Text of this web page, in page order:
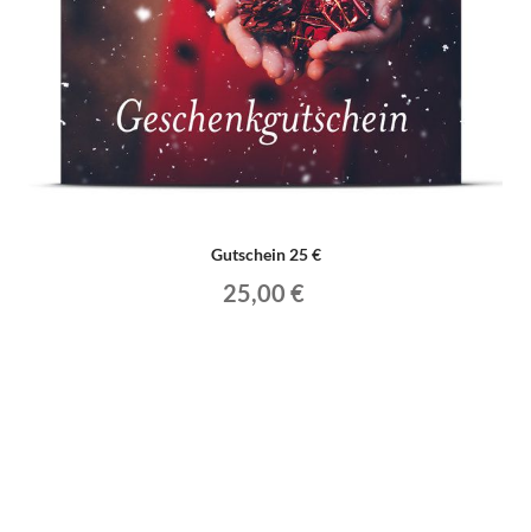
Gutschein 25 €
25,00 €